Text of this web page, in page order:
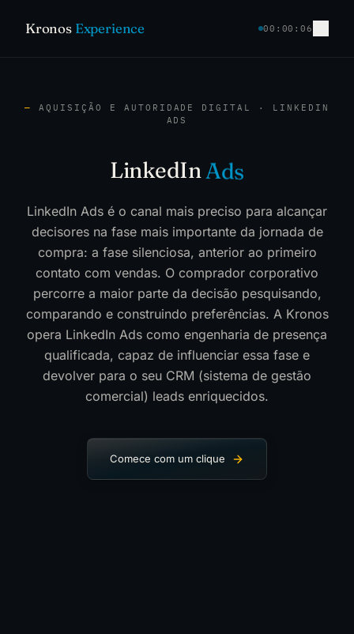
Kronos Experience 00:00:07
— AQUISIÇÃO E AUTORIDADE DIGITAL · LINKEDIN
ADS
LinkedIn Ads
LinkedIn Ads é o canal mais preciso para alcançar
decisores na fase mais importante da jornada de
compra: a fase silenciosa, anterior ao primeiro
contato com vendas. O comprador corporativo
percorre a maior parte da decisão pesquisando,
comparando e construindo preferências. A Kronos
opera LinkedIn Ads como engenharia de presença
qualificada, capaz de influenciar essa fase e
devolver para o seu CRM (sistema de gestão
comercial) leads enriquecidos.
Comece com um clique